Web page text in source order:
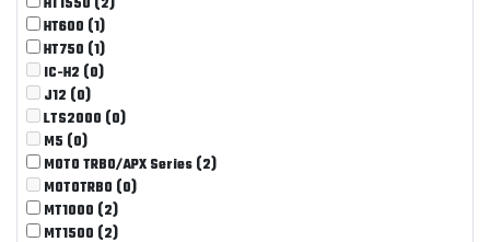
HT600 (1)
HT750 (1)
IC-H2 (0)
J12 (0)
LTS2000 (0)
M5 (0)
MOTO TRBO/APX Series (2)
MOTOTRBO (0)
MT1000 (2)
MT1500 (2)